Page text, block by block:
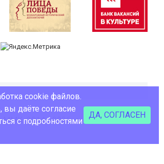
ММК, 2014 - 2026 Сделано в Coalla
cookie файлов.
вы даёте согласие
с подробностями
ДА, СОГЛАСЕН